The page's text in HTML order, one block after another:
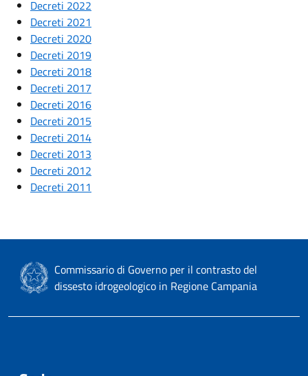
Decreti 2022
Decreti 2021
Decreti 2020
Decreti 2019
Decreti 2018
Decreti 2017
Decreti 2016
Decreti 2015
Decreti 2014
Decreti 2013
Decreti 2012
Decreti 2011
Commissario di Governo per il contrasto del
dissesto idrogeologico in Regione Campania